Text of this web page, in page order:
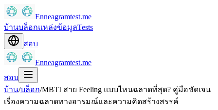
Enneagramtest.me
บ้านบล็อกแหล่งข้อมูลTests
สอบ
Enneagramtest.me
สอบ
บ้าน/บล็อก/MBTI สาย Feeling แบบไหนฉลาดที่สุด? คู่มือชัดเจน
เรื่องความฉลาดทางอารมณ์และความคิดสร้างสรรค์